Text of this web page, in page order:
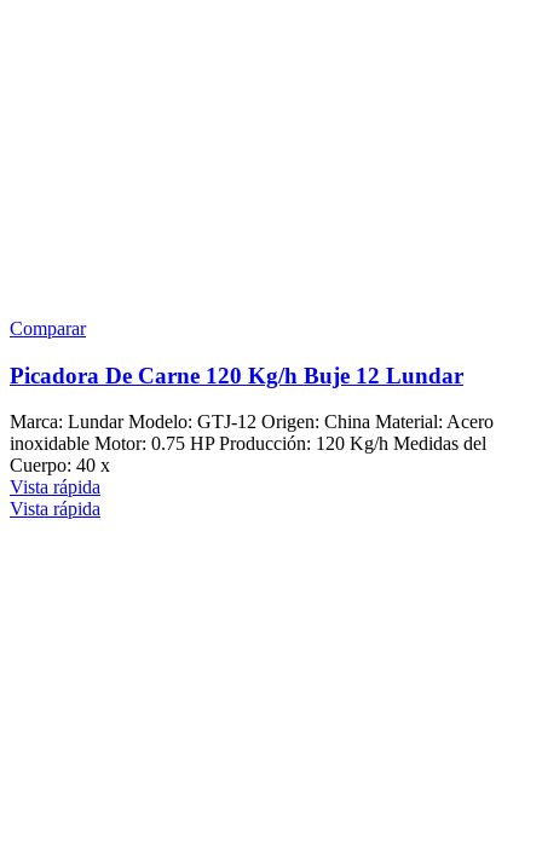
Comparar
Picadora De Carne 120 Kg/h Buje 12 Lundar
Marca: Lundar Modelo: GTJ-12 Origen: China Material: Acero
inoxidable Motor: 0.75 HP Producción: 120 Kg/h Medidas del
Cuerpo: 40 x
Vista rápida
Vista rápida